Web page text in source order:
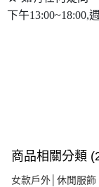
下午13:00~18:00,
商品相關分類
女款戶外│休閒服飾